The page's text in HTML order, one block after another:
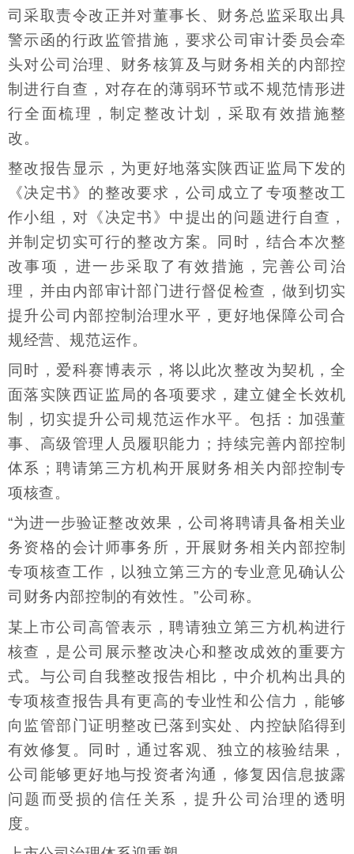
司采取责令改正并对董事长、财务总监采取出具
警示函的行政监管措施，要求公司审计委员会牵
头对公司治理、财务核算及与财务相关的内部控
制进行自查，对存在的薄弱环节或不规范情形进
行全面梳理，制定整改计划，采取有效措施整
改。
整改报告显示，为更好地落实陕西证监局下发的
《决定书》的整改要求，公司成立了专项整改工
作小组，对《决定书》中提出的问题进行自查，
并制定切实可行的整改方案。同时，结合本次整
改事项，进一步采取了有效措施，完善公司治
理，并由内部审计部门进行督促检查，做到切实
提升公司内部控制治理水平，更好地保障公司合
规经营、规范运作。
同时，爱科赛博表示，将以此次整改为契机，全
面落实陕西证监局的各项要求，建立健全长效机
制，切实提升公司规范运作水平。包括：加强董
事、高级管理人员履职能力；持续完善内部控制
体系；聘请第三方机构开展财务相关内部控制专
项核查。
“为进一步验证整改效果，公司将聘请具备相关业
务资格的会计师事务所，开展财务相关内部控制
专项核查工作，以独立第三方的专业意见确认公
司财务内部控制的有效性。”公司称。
某上市公司高管表示，聘请独立第三方机构进行
核查，是公司展示整改决心和整改成效的重要方
式。与公司自我整改报告相比，中介机构出具的
专项核查报告具有更高的专业性和公信力，能够
向监管部门证明整改已落到实处、内控缺陷得到
有效修复。同时，通过客观、独立的核验结果，
公司能够更好地与投资者沟通，修复因信息披露
问题而受损的信任关系，提升公司治理的透明
度。